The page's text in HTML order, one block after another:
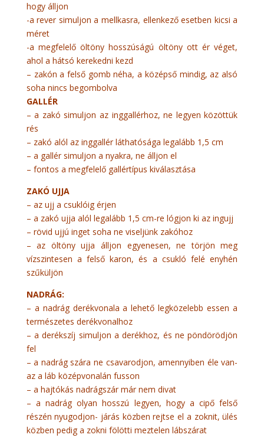
hogy álljon
-a rever simuljon a mellkasra, ellenkező esetben kicsi a
méret
-a megfelelő öltöny hosszúságú öltöny ott ér véget,
ahol a hátsó kerekedni kezd
– zakón a felső gomb néha, a középső mindig, az alsó
soha nincs begombolva
GALLÉR
– a zakó simuljon az inggallérhoz, ne legyen közöttük
rés
– zakó alól az inggallér láthatósága legalább 1,5 cm
– a gallér simuljon a nyakra, ne álljon el
– fontos a megfelelő gallértípus kiválasztása
ZAKÓ UJJA
– az ujj a csuklóig érjen
– a zakó ujja alól legalább 1,5 cm-re lógjon ki az ingujj
– rövid ujjú inget soha ne viseljünk zakóhoz
– az öltöny ujja álljon egyenesen, ne törjön meg
vízszintesen a felső karon, és a csukló felé enyhén
szűküljön
NADRÁG:
– a nadrág derékvonala a lehető legközelebb essen a
természetes derékvonalhoz
– a derékszíj simuljon a derékhoz, és ne pöndörödjön
fel
– a nadrág szára ne csavarodjon, amennyiben éle van-
az a láb középvonalán fusson
– a hajtókás nadrágszár már nem divat
– a nadrág olyan hosszú legyen, hogy a cipő felső
részén nyugodjon- járás közben rejtse el a zoknit, ülés
közben pedig a zokni fölötti meztelen lábszárat